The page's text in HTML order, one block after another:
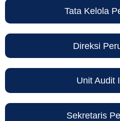
Tata Kelola
Direksi
Unit Audit
Sekretaris